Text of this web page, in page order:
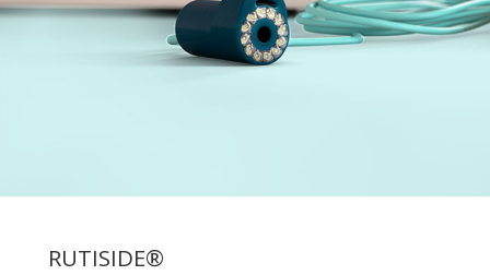
RUTISIDE®